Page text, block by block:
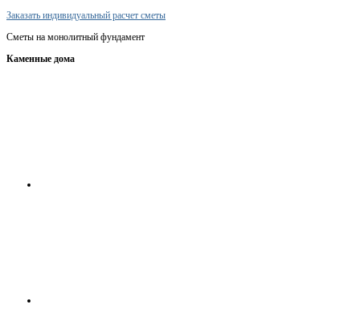
Заказать индивидуальный расчет сметы
Сметы на монолитный фундамент
Каменные дома